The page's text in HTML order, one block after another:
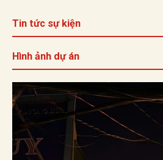
Tin tức sự kiện
Hình ảnh dự án